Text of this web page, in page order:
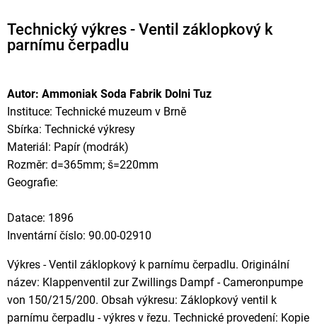
Technický výkres - Ventil záklopkový k
parnímu čerpadlu
Autor: Ammoniak Soda Fabrik Dolni Tuz
Instituce: Technické muzeum v Brně
Sbírka: Technické výkresy
Materiál: Papír (modrák)
Rozměr: d=365mm; š=220mm
Geografie:
Datace: 1896
Inventární číslo: 90.00-02910
Výkres - Ventil záklopkový k parnímu čerpadlu. Originální
název: Klappenventil zur Zwillings Dampf - Cameronpumpe
von 150/215/200. Obsah výkresu: Záklopkový ventil k
parnímu čerpadlu - výkres v řezu. Technické provedení: Kopie